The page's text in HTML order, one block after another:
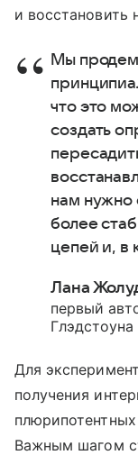
и восстановить
Мы
что это
создать
нам нужно
более
цепей и, в
Лана
первый
Глэдстоуна
Для
получения
Важным шагом